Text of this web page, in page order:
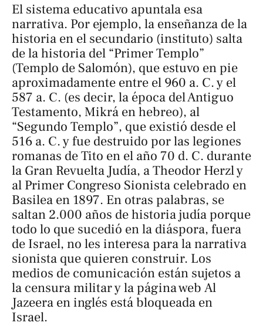
El sistema educativo apuntala esa
narrativa. Por ejemplo, la enseñanza de la
historia en el secundario (instituto) salta
de la historia del “Primer Templo”
(Templo de Salomón), que estuvo en pie
aproximadamente entre el 960 a. C. y el
587 a. C. (es decir, la época del Antiguo
Testamento, Mikrá en hebreo), al
“Segundo Templo”, que existió desde el
516 a. C. y fue destruido por las legiones
romanas de Tito en el año 70 d. C. durante
la Gran Revuelta Judía, a Theodor Herzl y
al Primer Congreso Sionista celebrado en
Basilea en 1897. En otras palabras, se
saltan 2.000 años de historia judía porque
todo lo que sucedió en la diáspora, fuera
de Israel, no les interesa para la narrativa
sionista que quieren construir. Los
medios de comunicación están sujetos a
la censura militar y la página web Al
Jazeera en inglés está bloqueada en
Israel.